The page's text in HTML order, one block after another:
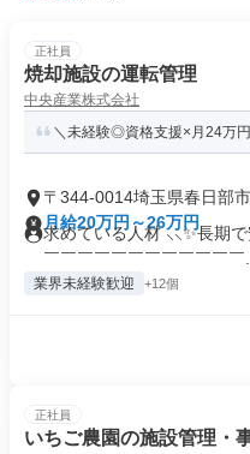
正社員
焼却施設の運転管理
中央産業株式会社
＼未経験◎資格支援×月24万
〒344-0014埼玉県春日部
月給20万円～26万円
求めている人材 ⸜⸜✨長期
￣￣￣￣￣￣￣￣￣￣￣￣...
業界未経験歓迎 +12個
正社員
いちご農園の施設管理・